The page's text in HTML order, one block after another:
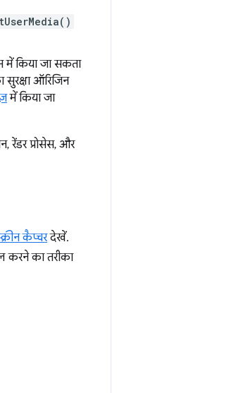
में किया जा सकता
ऑरिजिन
में किया जा
रेंडर प्रोसेस, और
कैप्चरदेखें.
का तरीका